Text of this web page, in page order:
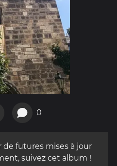
0
de futures mises à jour
suivez cet album !